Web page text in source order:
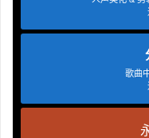
P17 木吉他、电吉他的动
P20
歌曲